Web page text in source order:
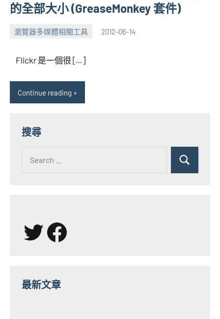
的全部大小 (GreaseMonkey 套件)
瀏覽器多媒體相關工具 2012-06-14
張
芋
No
Flickr 是一個很 […]
Continue reading
搜尋
for:
Search
X Facebook
最新文章